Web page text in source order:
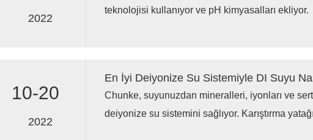
2022
teknolojisi kullanıyor ve pH kimyasalları ekliyor.
10-20
2022
En İyi Deiyonize Su Sistemiyle DI Suyu
Chunke, suyunuzdan mineralleri, iyonları ve
deiyonize su sistemini sağlıyor. Karıştırma